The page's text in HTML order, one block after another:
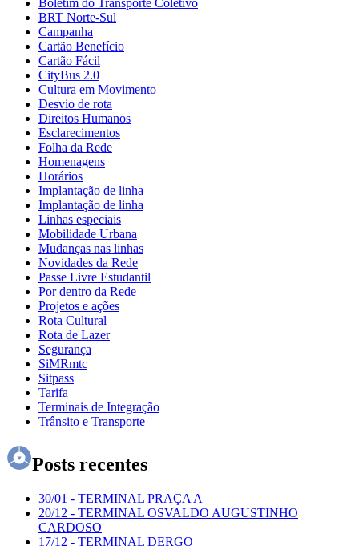
BRT Norte-Sul
Campanha
Cartão Benefício
Cartão Fácil
CityBus 2.0
Cultura em Movimento
Desvio de rota
Direitos Humanos
Esclarecimentos
Folha da Rede
Homenagens
Horários
Implantação de linha
Implantação de linha
Linhas especiais
Mobilidade Urbana
Mudanças nas linhas
Novidades da Rede
Passe Livre Estudantil
Por dentro da Rede
Projetos e ações
Rota Cultural
Rota de Lazer
Segurança
SiMRmtc
Sitpass
Tarifa
Terminais de Integração
Trânsito e Transporte
Posts recentes
30/01 - TERMINAL PRAÇA A
20/12 - TERMINAL OSVALDO AUGUSTINHO
CARDOSO
17/12 - TERMINAL DERGO